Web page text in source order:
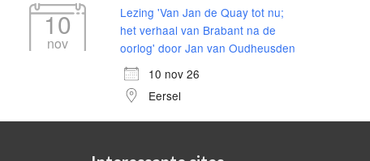
10
nov
Lezing 'Van Jan de Quay tot nu;
het verhaal van Brabant na de
oorlog' door Jan van Oudheusden
10 nov 26
Eersel